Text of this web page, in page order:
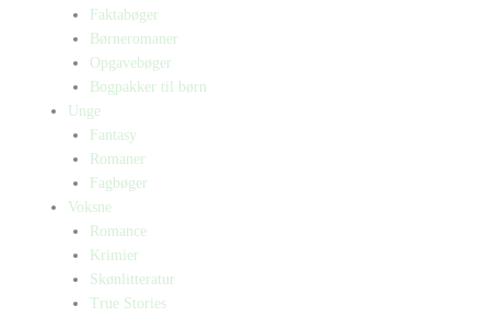
Faktabøger
Børneromaner
Opgavebøger
Bogpakker til børn
Unge
Fantasy
Romaner
Fagbøger
Voksne
Romance
Krimier
Skønlitteratur
True Stories